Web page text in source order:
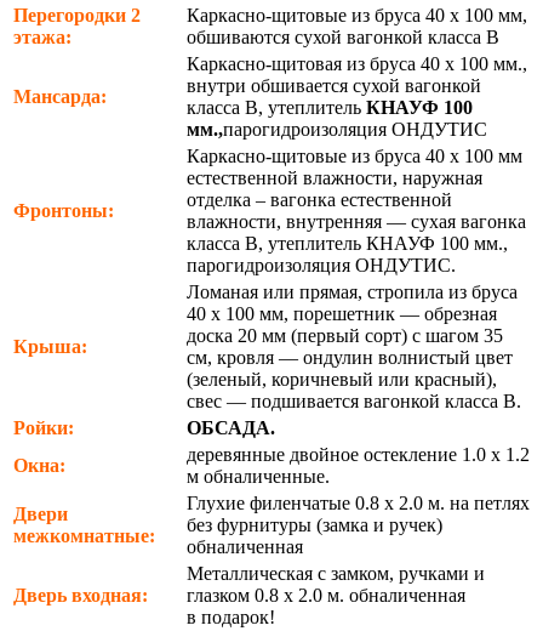
Перегородки 2
этажа:
Каркасно-щитовые из бруса 40 х 100 мм,
обшиваются сухой вагонкой класса В
Мансарда:
Каркасно-щитовая из бруса 40 х 100 мм.,
внутри обшивается сухой вагонкой
класса В, утеплитель КНАУФ 100
мм.,парогидроизоляция ОНДУТИС
Фронтоны:
Каркасно-щитовые из бруса 40 х 100 мм
естественной влажности, наружная
отделка – вагонка естественной
влажности, внутренняя — сухая вагонка
класса В, утеплитель КНАУФ 100 мм.,
парогидроизоляция ОНДУТИС.
Крыша:
Ломаная или прямая, стропила из бруса
40 х 100 мм, порешетник — обрезная
доска 20 мм (первый сорт) с шагом 35
см, кровля — ондулин волнистый цвет
(зеленый, коричневый или красный),
свес — подшивается вагонкой класса В.
Ройки:
ОБСАДА.
Окна:
деревянные двойное остекление 1.0 х 1.2
м обналиченные.
Двери
межкомнатные:
Глухие филенчатые 0.8 х 2.0 м. на петлях
без фурнитуры (замка и ручек)
обналиченная
Дверь входная:
Металлическая с замком, ручками и
глазком 0.8 х 2.0 м. обналиченная
в подарок!